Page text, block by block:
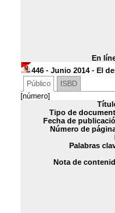
En
446 - Junio 2014 - El
Público
ISBD
[número]
Tipo de
Fecha de
Número de
Palabras
Nota de